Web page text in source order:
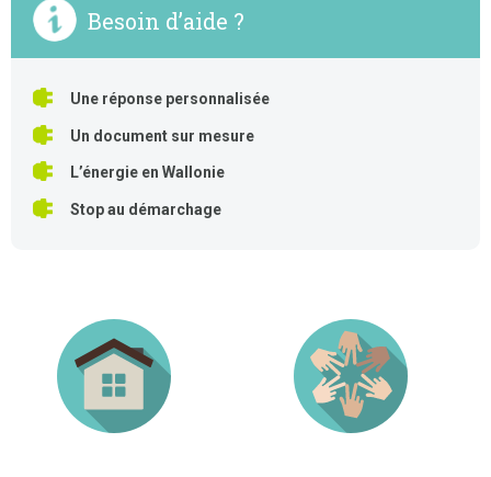
Besoin d’aide ?
Une réponse personnalisée
Un document sur mesure
L’énergie en Wallonie
Stop au démarchage